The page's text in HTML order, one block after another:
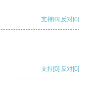
支持[0] 反对[0]
支持[0] 反对[0]